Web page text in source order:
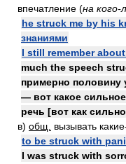
впечатление (на кого-л.
he struck me by his
знаниями
I still remember
much the speech
примерно половину
— вот какое
речь [вот как
в) общ. вызывать
to be struck with
I was struck with